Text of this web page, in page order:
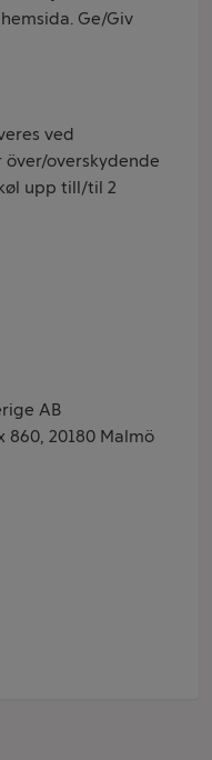
Ge/Giv
ved
overskydende
upp till/til 2
AB
860, 20180 Malmö